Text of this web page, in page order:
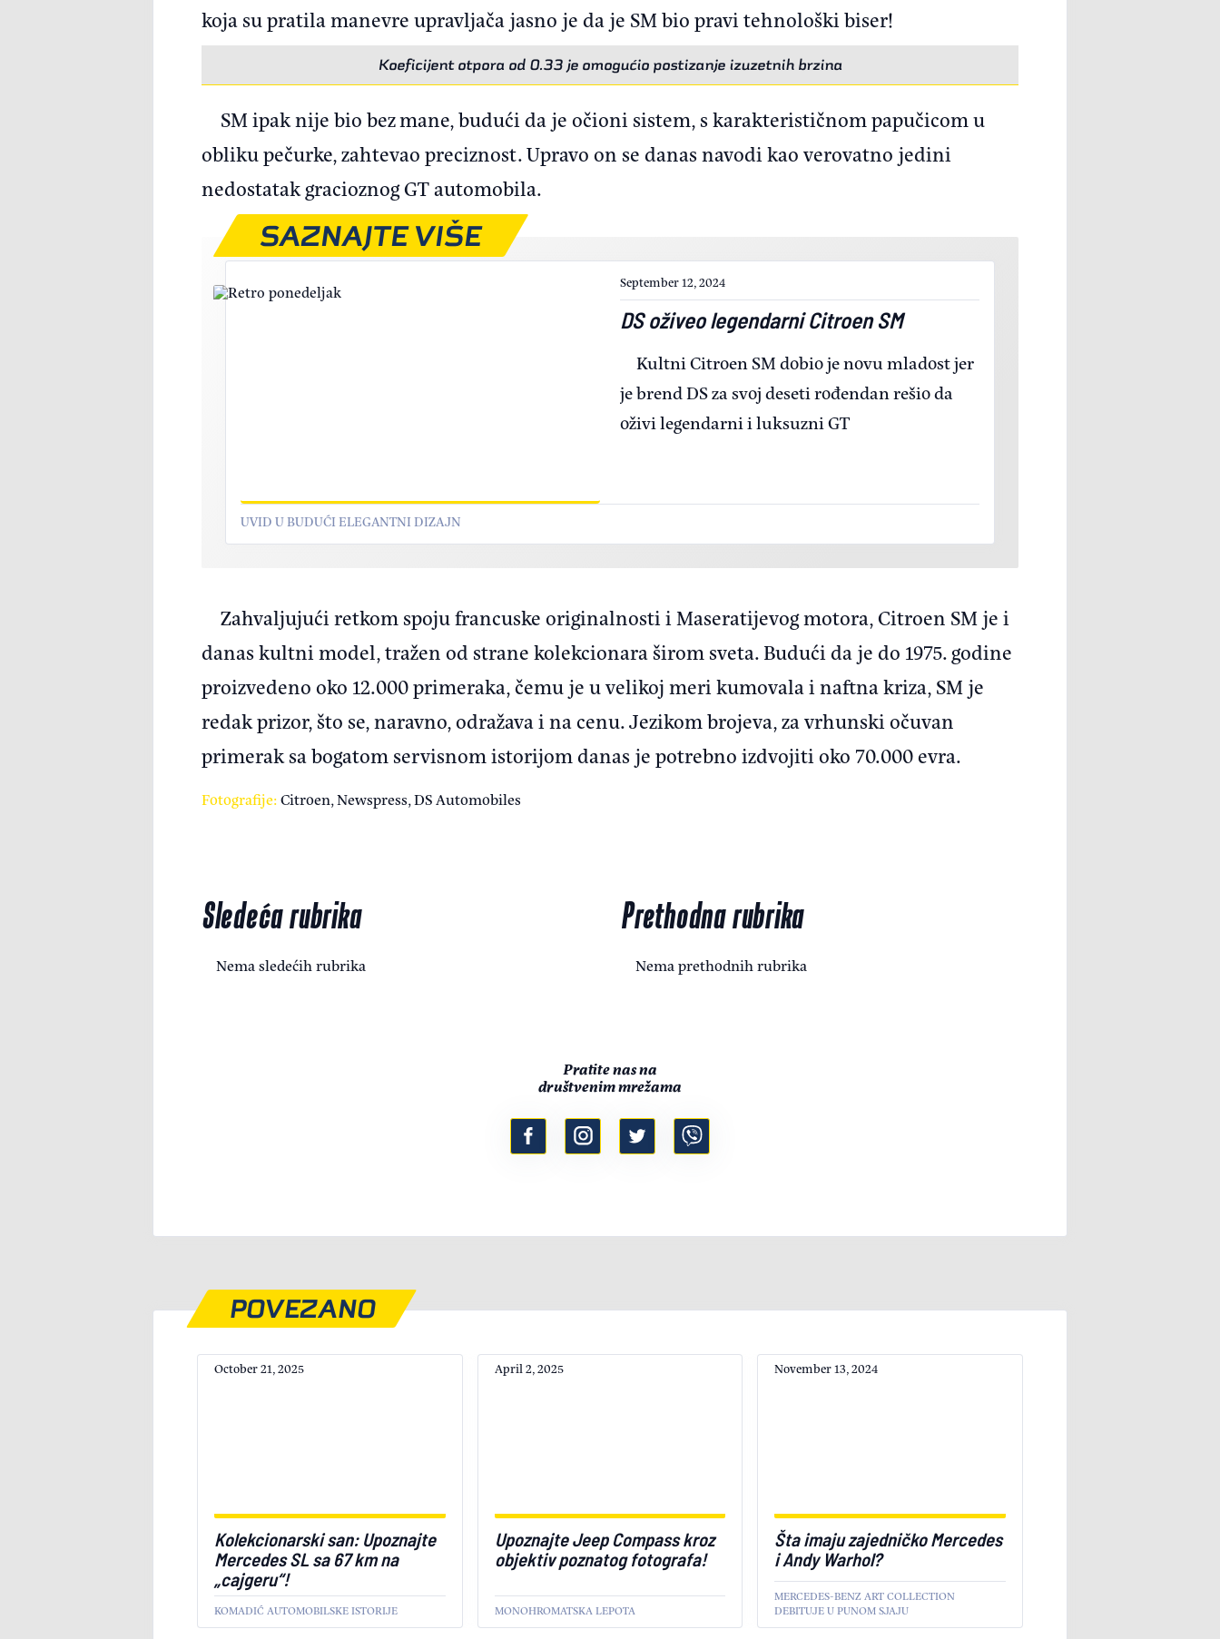
koja su pratila manevre upravljača jasno je da je SM bio pravi tehnološki biser!
Koeficijent otpora od 0.33 je omogućio postizanje izuzetnih brzina
SM ipak nije bio bez mane, budući da je očioni sistem, s karakterističnom papučicom u
obliku pečurke, zahtevao preciznost. Upravo on se danas navodi kao verovatno jedini
nedostatak gracioznog GT automobila.
September 12, 2024
DS oživeo legendarni Citroen SM
Kultni Citroen SM dobio je novu mladost jer
je brend DS za svoj deseti rođendan rešio da
oživi legendarni i luksuzni GT
UVID U BUDUĆI ELEGANTNI DIZAJN
SAZNAJTE VIŠE
Zahvaljujući retkom spoju francuske originalnosti i Maseratijevog motora, Citroen SM je i
danas kultni model, tražen od strane kolekcionara širom sveta. Budući da je do 1975. godine
proizvedeno oko 12.000 primeraka, čemu je u velikoj meri kumovala i naftna kriza, SM je
redak prizor, što se, naravno, odražava i na cenu. Jezikom brojeva, za vrhunski očuvan
primerak sa bogatom servisnom istorijom danas je potrebno izdvojiti oko 70.000 evra.
Fotografije:Citroen, Newspress, DS Automobiles
Sledeća rubrika
Nema sledećih rubrika
Prethodna rubrika
Nema prethodnih rubrika
Pratite nas na
društvenim mrežama
POVEZANO
October 21, 2025
Kolekcionarski san: Upoznajte
Mercedes SL sa 67 km na
„cajgeru“!
KOMADIĆ AUTOMOBILSKE ISTORIJE
April 2, 2025
Upoznajte Jeep Compass kroz
objektiv poznatog fotografa!
MONOHROMATSKA LEPOTA
November 13, 2024
Šta imaju zajedničko Mercedes
i Andy Warhol?
MERCEDES-BENZ ART COLLECTION
DEBITUJE U PUNOM SJAJU